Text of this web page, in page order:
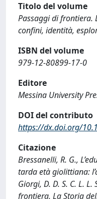
Titolo del volume
Passaggi di frontiera.
confini, identità,
ISBN del volume
979-12-80899-17-0
Editore
Messina University
DOI del contributo
https://dx.doi.org/
Citazione
Bressanelli, R. G.,
tarda età giolittiana:
Giorgi, D. D. S. C. L. L.
frontiera. La Storia